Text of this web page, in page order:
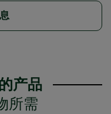
产品
所需